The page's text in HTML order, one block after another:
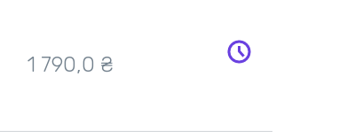
1 790,0 ₴